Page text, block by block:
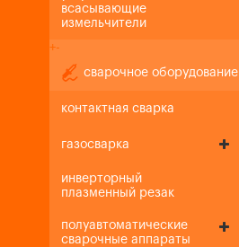
всасывающие
измельчители
+-
сварочное оборудование
контактная сварка
газосварка
инверторный
плазменный резак
полуавтоматические
сварочные аппараты